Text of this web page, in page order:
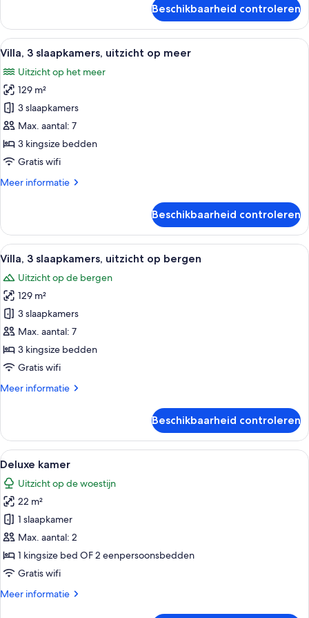
laden
Lake
View
Hotel
Beschikbaarheid controleren
Alle
foto's
voor
Villa,
3
slaapkamers,
uitzicht
op
laden
Een moderne woonkamer met een
9
Villa, 3 slaapkamers, uitzicht op meer
Uitzicht op het meer
129 m²
3 slaapkamers
Max. aantal: 7
3 kingsize bedden
Gratis wifi
Meer informatie
Meer
3
slaapkamers,
uitzicht
meer
Beschikbaarheid controleren
Alle
foto's
voor
Villa,
3
slaapkamers,
uitzicht
op
laden
Een hotelkamer met een groot bed,
6
Villa, 3 slaapkamers, uitzicht op bergen
Uitzicht op de bergen
129 m²
3 slaapkamers
Max. aantal: 7
3 kingsize bedden
Gratis wifi
Meer informatie
Meer
3
slaapkamers,
uitzicht
op
bergen
Beschikbaarheid controleren
Alle
foto's
voor
Deluxe
kamer
laden
Een hotelkamer met een groot bed,
5
Deluxe kamer
Uitzicht op de woestijn
22 m²
1 slaapkamer
Max. aantal: 2
1 kingsize bed OF 2 eenpersoonsbedden
Gratis wifi
Meer informatie
Meer